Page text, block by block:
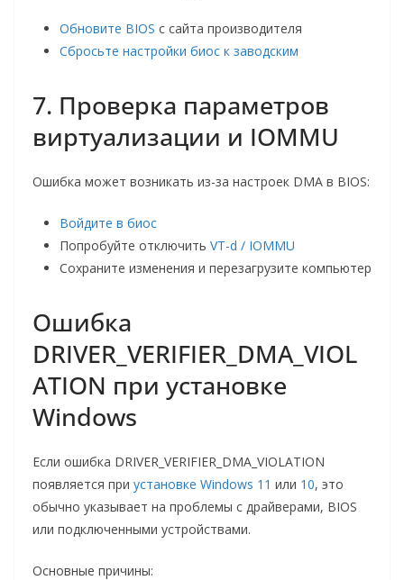
Обновите BIOS с сайта производителя
Сбросьте настройки биос к заводским
7. Проверка параметров
виртуализации и IOMMU
Ошибка может возникать из-за настроек DMA в BIOS:
Войдите в биос
Попробуйте отключить VT-d / IOMMU
Сохраните изменения и перезагрузите компьютер
Ошибка
DRIVER_VERIFIER_DMA_VIOL
ATION при установке
Windows
Если ошибка DRIVER_VERIFIER_DMA_VIOLATION
появляется при установке Windows 11 или 10, это
обычно указывает на проблемы с драйверами, BIOS
или подключенными устройствами.
Основные причины: